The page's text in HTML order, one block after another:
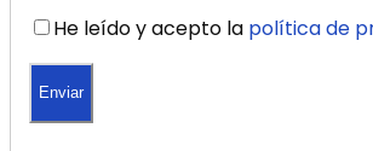
He leído y acepto la política de